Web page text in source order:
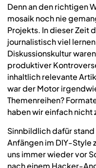
Denn an den richtigen
mosaik noch nie
Projekts. In dieser Zeit
journalistisch viel
Diskussionskultur
produktiver
inhaltlich relevante
war der Motor
Themenreihen?
haben wir einfach nicht
Sinnbildlich dafür
Anfängen im DIY-Style
uns immer wieder vor
nach einem Hacker-